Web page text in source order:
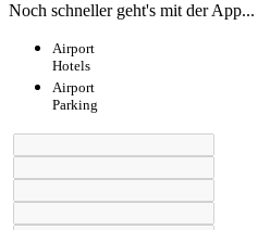
Noch schneller geht's mit der App...
Airport
Hotels
Airport
Parking